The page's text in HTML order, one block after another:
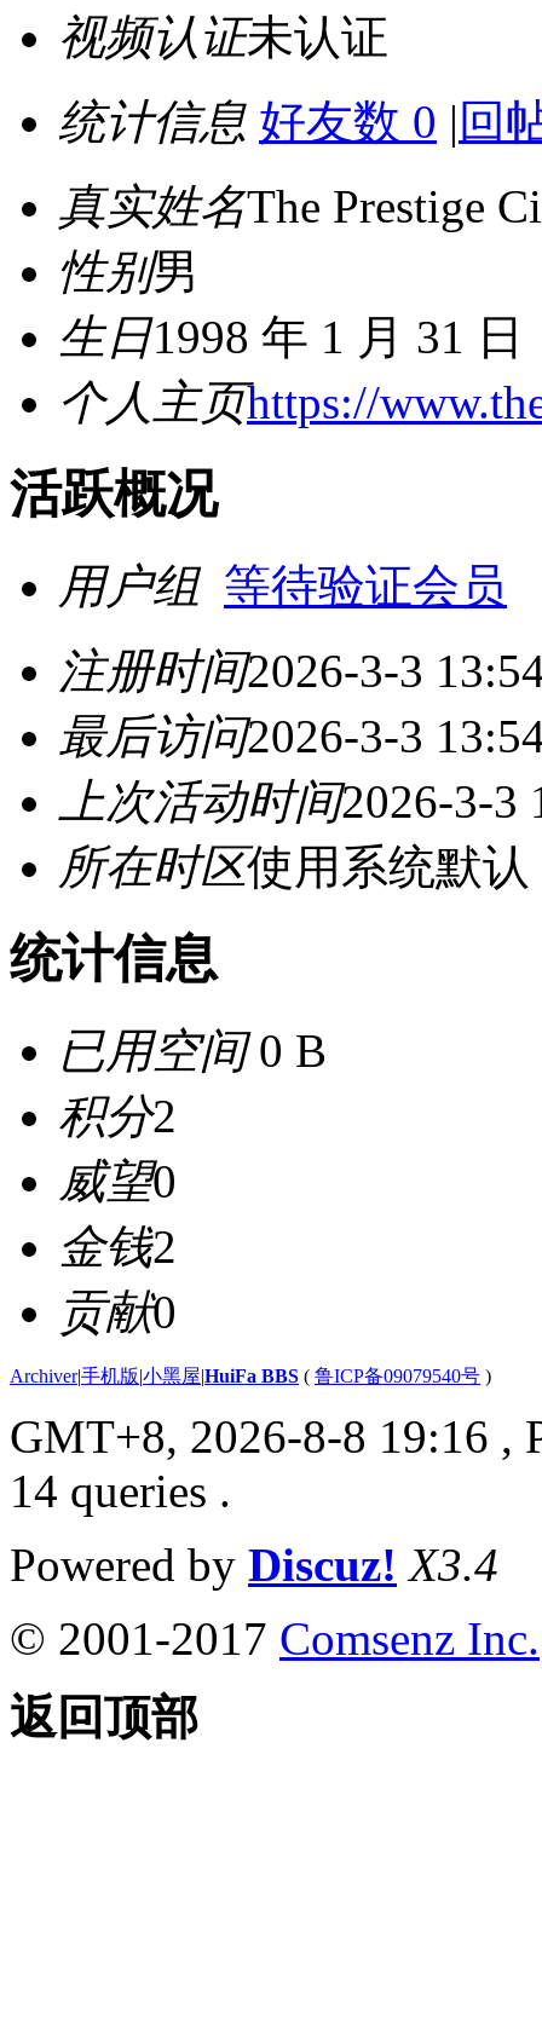
视频认证未认证
统计信息 好友数 0 | 回
真实姓名The Prestige
性别男
生日1998 年 1 月 31 日
个人主页https://
活跃概况
用户组 等待验证会员
注册时间2026-3-3
最后访问2026-3-3
上次活动时间2026-3-3
所在时区使用系统默认
统计信息
已用空间0 B
积分2
威望0
金钱2
贡献0
Archiver|手机版|小黑屋|HuiFa BBS ( 鲁ICP备09079540号 )
GMT+8, 2026-8-8 19:16 ,
14 queries .
Powered by Discuz! X3.4
© 2001-2017 Comsenz Inc.
返回顶部